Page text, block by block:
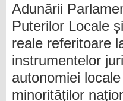
Adunării
Puterilor Locale
reale referitoare
instrumentelor
autonomiei
minorităților